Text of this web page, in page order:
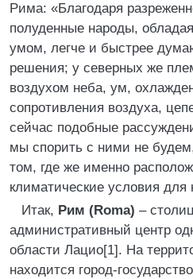
Рима: «Благодаря
полуденные народы,
умом, легче и быстрее
решения; у северных же
воздухом неба, ум,
сопротивления воздуха,
сейчас подобные
мы спорить с ними не
том, где же именно
климатические условия для
Итак, Рим (Roma) –
административный центр
области Лацио[1]. На
находится город-